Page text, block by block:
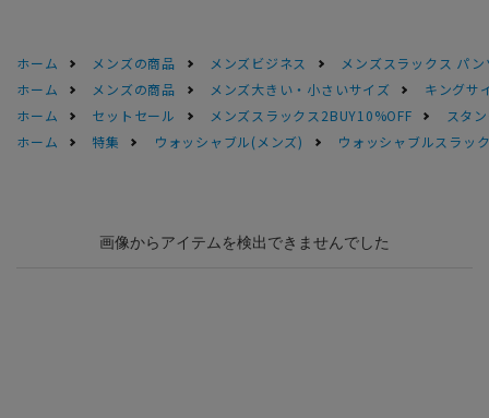
ホーム メンズの商品 メンズビジネス
メンズスラックス パン
ホーム
メンズの商品 メンズ大きい・小さいサイズ
キングサ
ホーム
セットセール メンズスラックス2BUY10%OFF
スタ
ホーム
特集 ウォッシャブル(メンズ) ウォッシャブルスラッ